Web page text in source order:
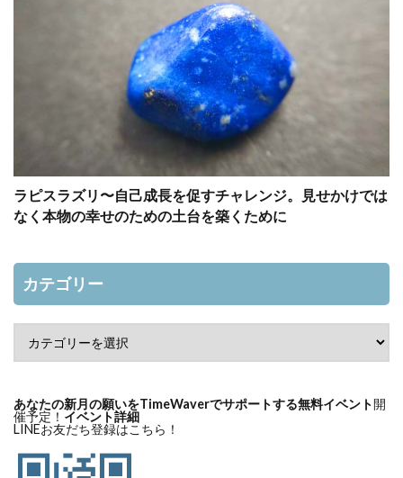
ラピスラズリ〜自己成長を促すチャレンジ。見せかけでは
なく本物の幸せのための土台を築くために
カテゴリー
あなたの新月の願いをTimeWaverでサポートする無料イベント開
催予定！ イベント詳細
LINEお友だち登録はこちら！